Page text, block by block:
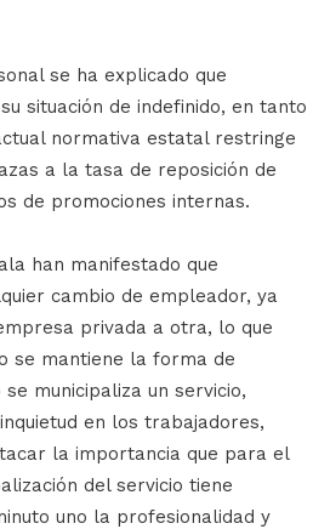
se ha explicado que
situación de indefinido, en tanto
normativa estatal restringe
a la tasa de reposición de
de promociones internas.
han manifestado que
cambio de empleador, ya
privada a otra, lo que
se mantiene la forma de
municipaliza un servicio,
en los trabajadores,
la importancia que para el
del servicio tiene
uno la profesionalidad y